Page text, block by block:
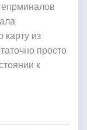
карту из
просто
к